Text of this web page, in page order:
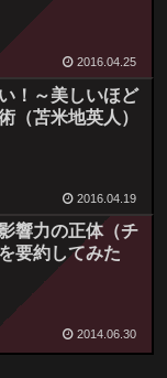
2016.04.25
！～美しいほど
（苫米地英人）
2016.04.19
響力の正体（チ
要約してみた
2014.06.30